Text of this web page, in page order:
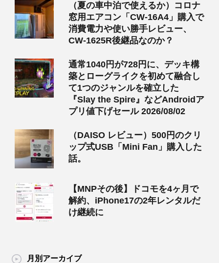
（夏の車中泊で使えるか）コロナ
窓用エアコン「CW-16A4」購入で
消費電力や使い勝手レビュー、
CW-1625R後継品なのか？
通常1040円が728円に、デッキ構
築とローグライクを初めて融合し
て1つのジャンルを確立した
『Slay the Spire』などAndroidア
プリ値下げセール 2026/08/02
（DAISO レビュー）500円のクリ
ップ式USB「Mini Fan」購入した
話。
【MNPその後】ドコモを4ヶ月で
解約、iPhone17の2年レンタルだ
け継続に
月別アーカイブ